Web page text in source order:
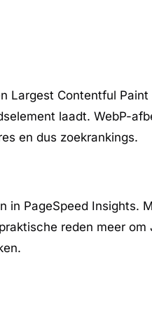
Largest Contentful Paint
laadt. WebP-
en dus zoekrankings.
in PageSpeed Insights.
reden meer om